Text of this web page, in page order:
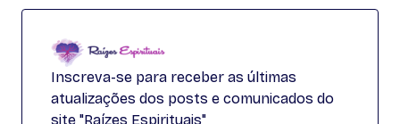
Inscreva-se para receber as últimas
atualizações dos posts e comunicados do
site "Raízes Espirituais"